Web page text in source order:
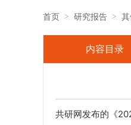
首页 研究报告
内容目录
共研网发布的《